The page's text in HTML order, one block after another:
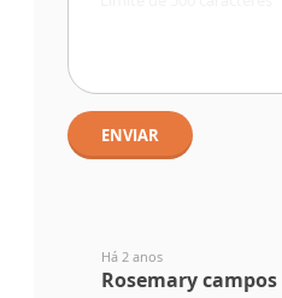
ENVIAR
Há 2 anos
Rosemary campos